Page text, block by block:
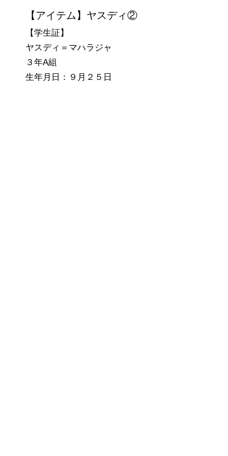
【アイテム】ヤスディ②
【学生証】
ヤスディ＝マハラジャ
３年A組
生年月日：９月２５日